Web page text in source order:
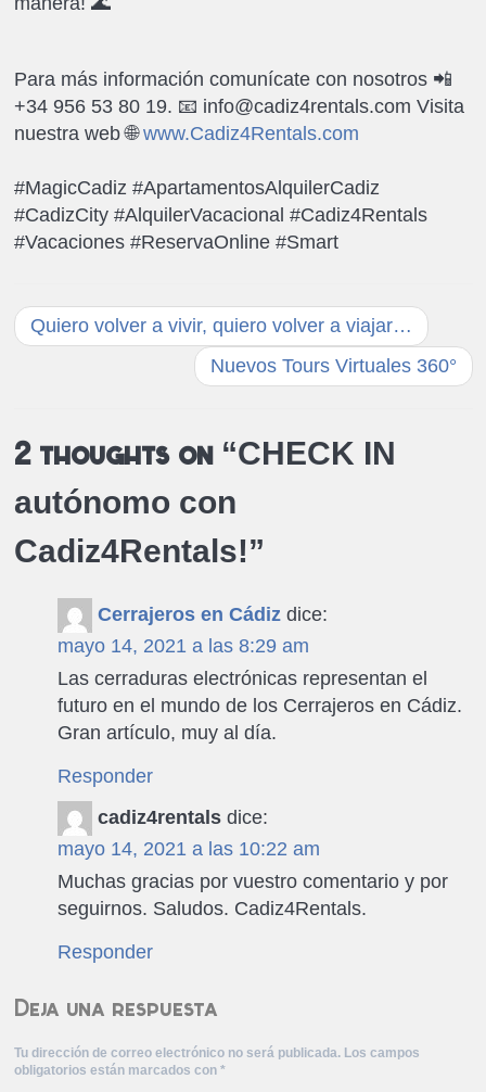
Para más información comunícate con nosotros 📲
+34 956 53 80 19. 📧 info@cadiz4rentals.com Visita
nuestra web 🌐www.Cadiz4Rentals.com
⁣⁣⁣⁣⁣⁣⁣#MagicCadiz #ApartamentosAlquilerCadiz
#CadizCity #AlquilerVacacional #Cadiz4Rentals
#Vacaciones #ReservaOnline⁣⁣⁣ #Smart
Quiero volver a vivir, quiero volver a viajar…
Nuevos Tours Virtuales 360°
2 thoughts on “CHECK IN
autónomo con
Cadiz4Rentals!”
Cerrajeros en Cádiz dice:
mayo 14, 2021 a las 8:29 am
Las cerraduras electrónicas representan el
futuro en el mundo de los Cerrajeros en Cádiz.
Gran artículo, muy al día.
Responder
cadiz4rentals dice:
mayo 14, 2021 a las 10:22 am
Muchas gracias por vuestro comentario y por
seguirnos. Saludos. Cadiz4Rentals.
Responder
Deja una respuesta
Tu dirección de correo electrónico no será publicada.Los campos
obligatorios están marcados con *